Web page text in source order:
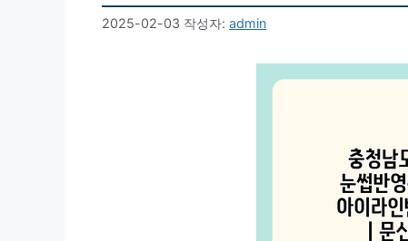
2025-02-03 작성자: admin